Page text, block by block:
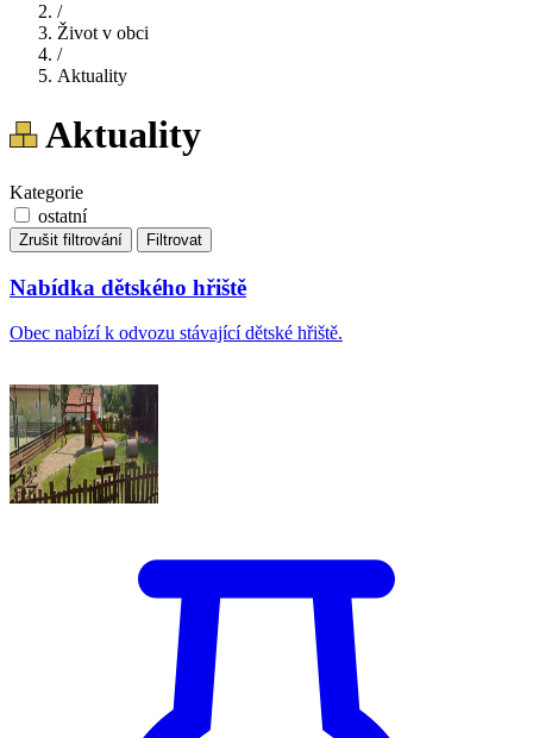
/
Život v obci
/
Aktuality
Aktuality
Kategorie
ostatní
Zrušit filtrování Filtrovat
Nabídka dětského hřiště
Obec nabízí k odvozu stávající dětské hřiště.